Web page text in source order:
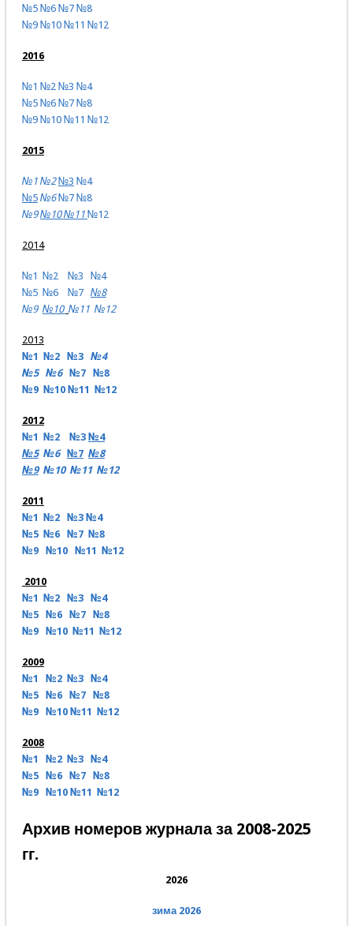
№5 №6 №7 №8
№9 №10 №11 №12
2016
№1 №2 №3 №4
№5 №6 №7 №8
№9 №10 №11 №12
2015
№1 №2 №3 №4
№5 №6 №7 №8
№9 №10№11 №12
2014
№1 №2 №3
№4
№5 №6 №7
№8
№9 №10 №11 №12
2013
№1
№2 №3 №4
№5
№6 №7
№8
№9 №10 №11 №12
2012
№1
№2 №3 №4
№5 №6 №7 №8
№9 №10 №11 №12
2011
№1
№2 №3 №4
№5 №6 №7 №8
№9
№10 №11 №12
2010
№1
№2 №3
№4
№5
№6 №7
№8
№9
№10 №11 №12
2009
№1
№2 №3
№4
№5
№6 №7
№8
№9
№10 №11 №12
2008
№1
№2 №3
№4
№5
№6 №7
№8
№9
№10 №11 №12
Архив номеров журнала за 2008-2025
гг.
2026
зима 2026